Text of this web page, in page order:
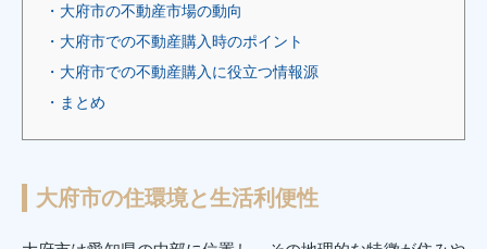
・大府市の不動産市場の動向
・大府市での不動産購入時のポイント
・大府市での不動産購入に役立つ情報源
・まとめ
大府市の住環境と生活利便性